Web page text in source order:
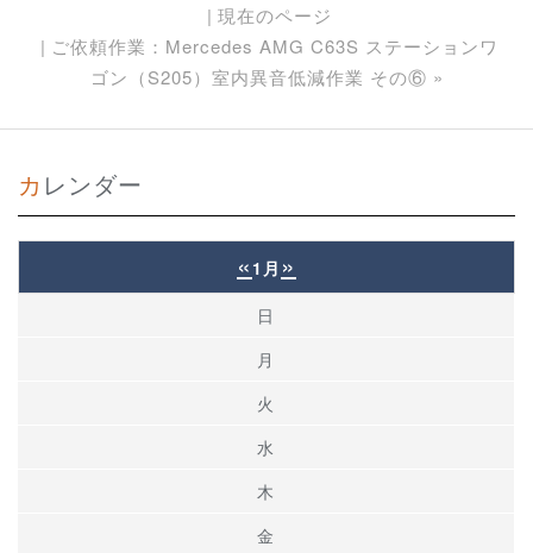
現在のページ
ご依頼作業：Mercedes AMG C63S ステーションワ
ゴン（S205）室内異音低減作業 その⑥ »
カレンダー
« 1月 »
日
月
火
水
木
金